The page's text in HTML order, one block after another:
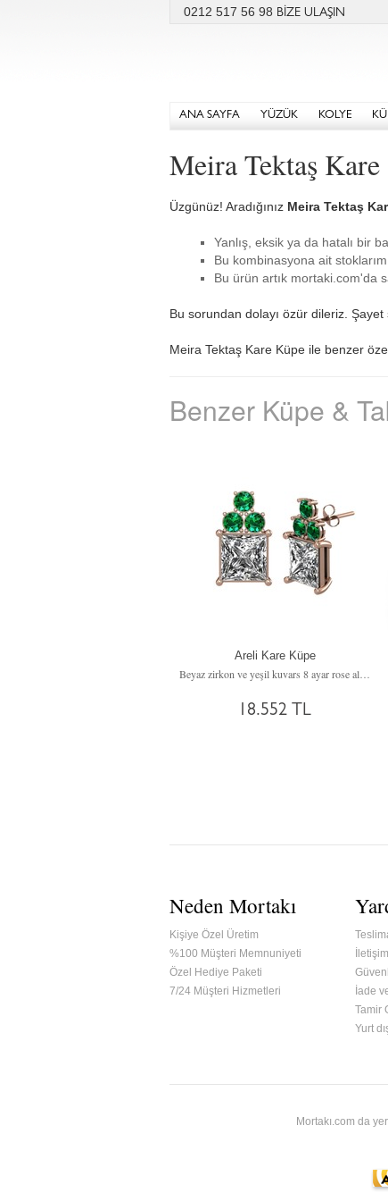
0212 517 56 98 BİZE ULAŞIN
ANA SAYFA YÜZÜK KOLYE
Meira Tektaş
Üzgünüz! Aradığınız Meira Tektaş
Yanlış, eksik ya da hatalı bir
Bu kombinasyona ait
Bu ürün artık mortaki.com'da
Bu sorundan dolayı özür dileriz.
Meira Tektaş Kare Küpe ile benzer
Benzer Küpe &
Areli Kare Küpe
18.552 TL
Neden Mortakı
Kişiye Özel Üretim
%100 Müşteri Memnuniyeti
Özel Hediye Paketi
7/24 Müşteri Hizmetleri
İade
Tamir
Yurt
Mortakı.com da